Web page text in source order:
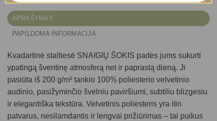
APRAŠYMAS
PAPILDOMA INFORMACIJA
Kvadartinė staltiesė SNAIGIŲ ŠOKIS padės jums sukurti
ypatingą šventinę atmosferą net ir paprastą dieną. Ji
pasiūta iš 200 g/m² tankio 100% poliesterio velvetinio
audinio, pasižyminčio švelniu paviršiumi, subtiliu blizgesiu
ir elegantiška tekstūra. Velvetinis poliesteris yra itin
patvarus, nesilamdantis ir lengvai prižiūrimas – tai puikus